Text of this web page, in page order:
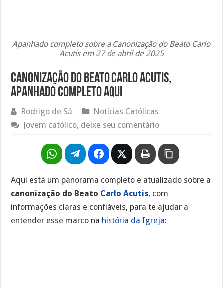
Apanhado completo sobre a Canonização do Beato Carlo
Acutis em 27 de abril de 2025
Canonização do Beato Carlo Acutis,
apanhado completo aqui
Rodrigo de Sá
Notícias Católicas
Jovem católico, deixe seu comentário
Aqui está um panorama completo e atualizado sobre a
canonização do Beato Carlo Acutis, com
informações claras e confiáveis, para te ajudar a
entender esse marco na história da Igreja: